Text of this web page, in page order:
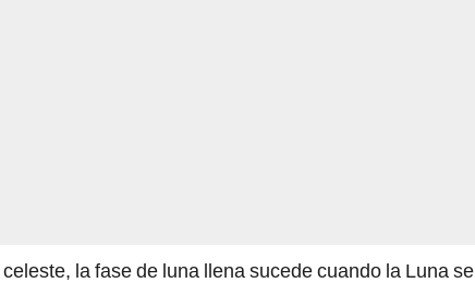
la fase de luna llena sucede cuando la Luna se